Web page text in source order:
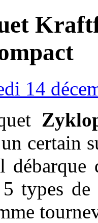
14
certain
débarque
types